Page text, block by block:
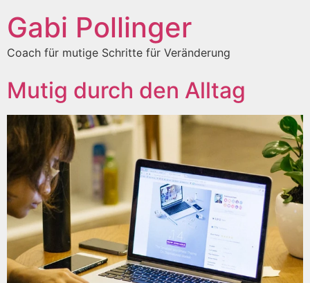
Gabi Pollinger
Coach für mutige Schritte für Veränderung
Mutig durch den Alltag